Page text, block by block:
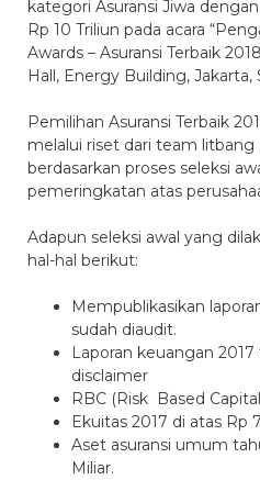
kategori Asuransi Jiwa
Rp 10 Triliun pada acara
Awards – Asuransi Terbaik
Hall, Energy Building, Jakarta,
Pemilihan Asuransi Terbaik
melalui riset dari team litbang
berdasarkan proses seleksi
pemeringkatan atas
Adapun seleksi awal yang
hal-hal berikut:
Mempublikasikan
sudah diaudit.
Laporan keuangan
disclaimer
RBC (Risk Based
Ekuitas 2017 di atas Rp
Aset asuransi umum
Miliar.